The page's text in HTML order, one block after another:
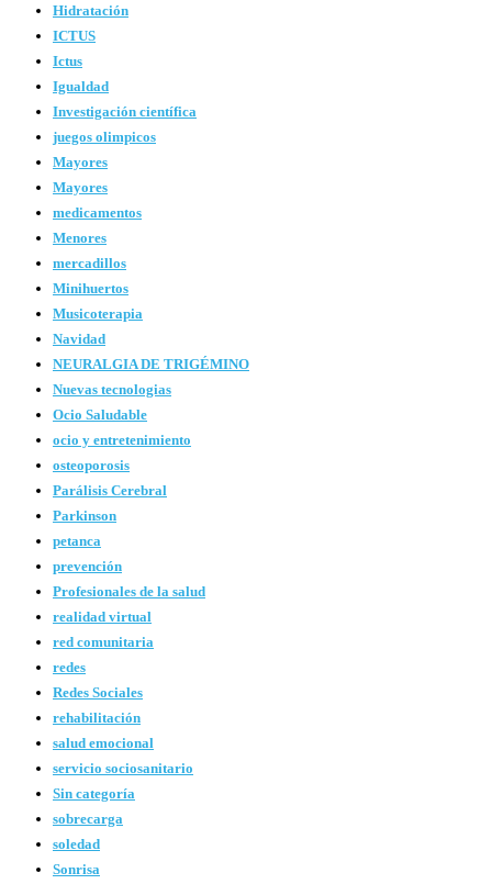
Hidratación
ICTUS
Ictus
Igualdad
Investigación científica
juegos olimpicos
Mayores
Mayores
medicamentos
Menores
mercadillos
Minihuertos
Musicoterapia
Navidad
NEURALGIA DE TRIGÉMINO
Nuevas tecnologias
Ocio Saludable
ocio y entretenimiento
osteoporosis
Parálisis Cerebral
Parkinson
petanca
prevención
Profesionales de la salud
realidad virtual
red comunitaria
redes
Redes Sociales
rehabilitación
salud emocional
servicio sociosanitario
Sin categoría
sobrecarga
soledad
Sonrisa